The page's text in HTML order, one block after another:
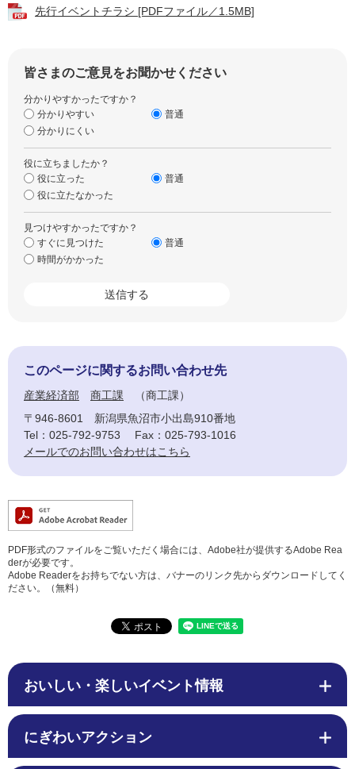
先行イベントチラシ [PDFファイル／1.5MB]
皆さまのご意見をお聞かせください
分かりやすかったですか？
分かりやすい
普通
分かりにくい
役に立ちましたか？
役に立った
普通
役に立たなかった
見つけやすかったですか？
すぐに見つけた
普通
時間がかかった
このページに関するお問い合わせ先
産業経済部 商工課
商工課
〒946-8601
新潟県魚沼市小出島910番地
Tel：025-792-9753
Fax：025-793-1016
メールでのお問い合わせはこちら
PDF形式のファイルをご覧いただく場合には、Adobe社が提供するAdobe Rea
derが必要です。
Adobe Readerをお持ちでない方は、バナーのリンク先からダウンロードしてく
ださい。（無料）
おいしい・楽しいイベント情報
にぎわいアクション